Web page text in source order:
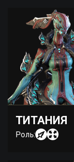
ТИТАНИЯ
Роль: